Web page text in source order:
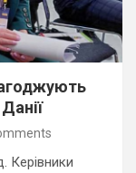
Керівники